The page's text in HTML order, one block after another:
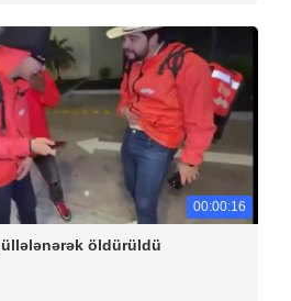
00:00:16
öldürüldü